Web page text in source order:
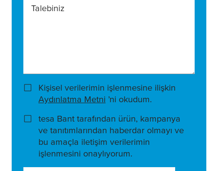
Talebiniz
Kişisel verilerimin işlenmesine ilişkin
Aydınlatma Metni ’ni okudum.
tesa Bant tarafından ürün, kampanya
ve tanıtımlarından haberdar olmayı ve
bu amaçla iletişim verilerimin
işlenmesini onaylıyorum.